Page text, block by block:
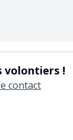
volontiers !
contact